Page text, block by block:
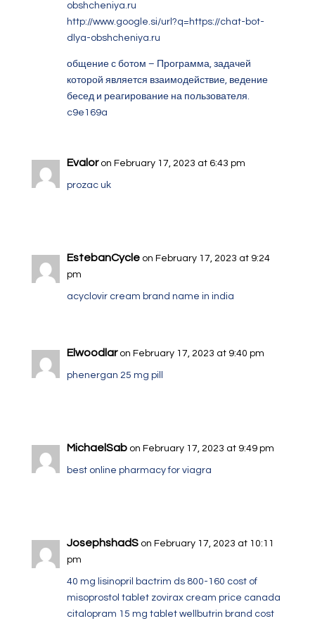
obshcheniya.ru
http://www.google.si/url?q=https://chat-bot-
dlya-obshcheniya.ru
общение с ботом – Программа, задачей
которой является взаимодействие, ведение
бесед и реагирование на пользователя.
c9e169a
Evalor on February 17, 2023 at 6:43 pm
prozac uk
EstebanCycle on February 17, 2023 at 9:24
pm
acyclovir cream brand name in india
Elwoodlar on February 17, 2023 at 9:40 pm
phenergan 25 mg pill
MichaelSab on February 17, 2023 at 9:49 pm
best online pharmacy for viagra
JosephshadS on February 17, 2023 at 10:11
pm
40 mg lisinopril bactrim ds 800-160 cost of
misoprostol tablet zovirax cream price canada
citalopram 15 mg tablet wellbutrin brand cost